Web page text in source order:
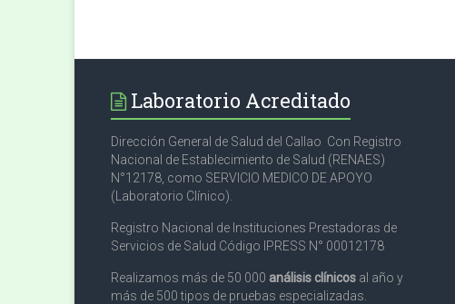
Laboratorio Acreditado
Dirección General de Salud del Callao Con Registro
Nacional de Establecimiento de Salud (RENAES)
N°12178, como SERVICIO MEDICO DE APOYO
(Laboratorio Clínico).
Registro Nacional de Instituciones Prestadoras de
Servicios de Salud Código IPRESS N° 00012178
Realizamos más de 50 000 análisis clínicos al año y
más de 500 tipos de pruebas especializadas.